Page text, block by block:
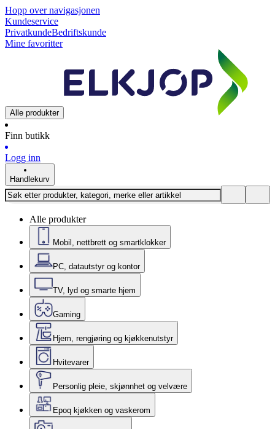
Hopp over navigasjonen
Kundeservice
PrivatkundeBedriftskunde
Mine favoritter
Alle produkter
Finn butikk
Logg inn
Handlekurv
Alle produkter
Mobil, nettbrett og smartklokker
PC, datautstyr og kontor
TV, lyd og smarte hjem
Gaming
Hjem, rengjøring og kjøkkenutstyr
Hvitevarer
Personlig pleie, skjønnhet og velvære
Epoq kjøkken og vaskerom